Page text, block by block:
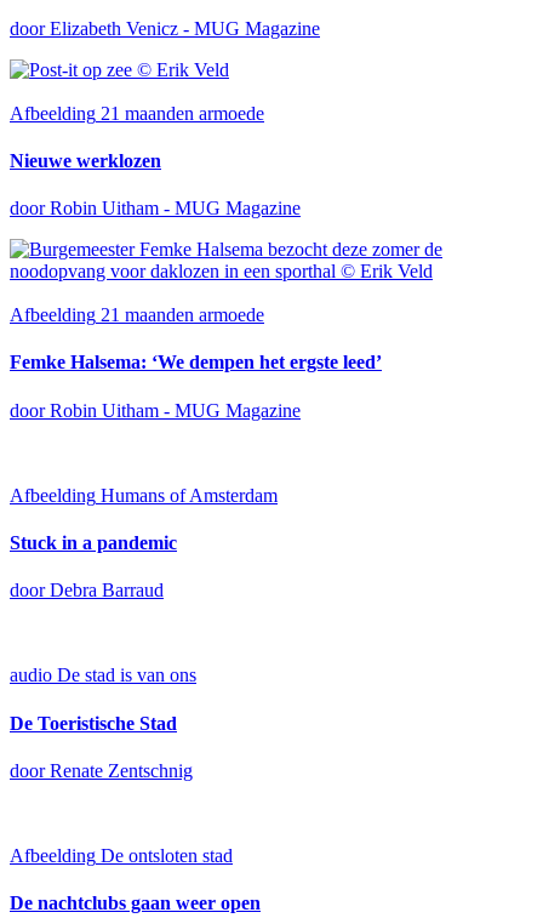
door Elizabeth Venicz - MUG Magazine
Afbeelding 21 maanden armoede
Nieuwe werklozen
door Robin Uitham - MUG Magazine
Afbeelding 21 maanden armoede
Femke Halsema: ‘We dempen het ergste leed’
door Robin Uitham - MUG Magazine
Afbeelding Humans of Amsterdam
Stuck in a pandemic
door Debra Barraud
audio De stad is van ons
De Toeristische Stad
door Renate Zentschnig
Afbeelding De ontsloten stad
De nachtclubs gaan weer open